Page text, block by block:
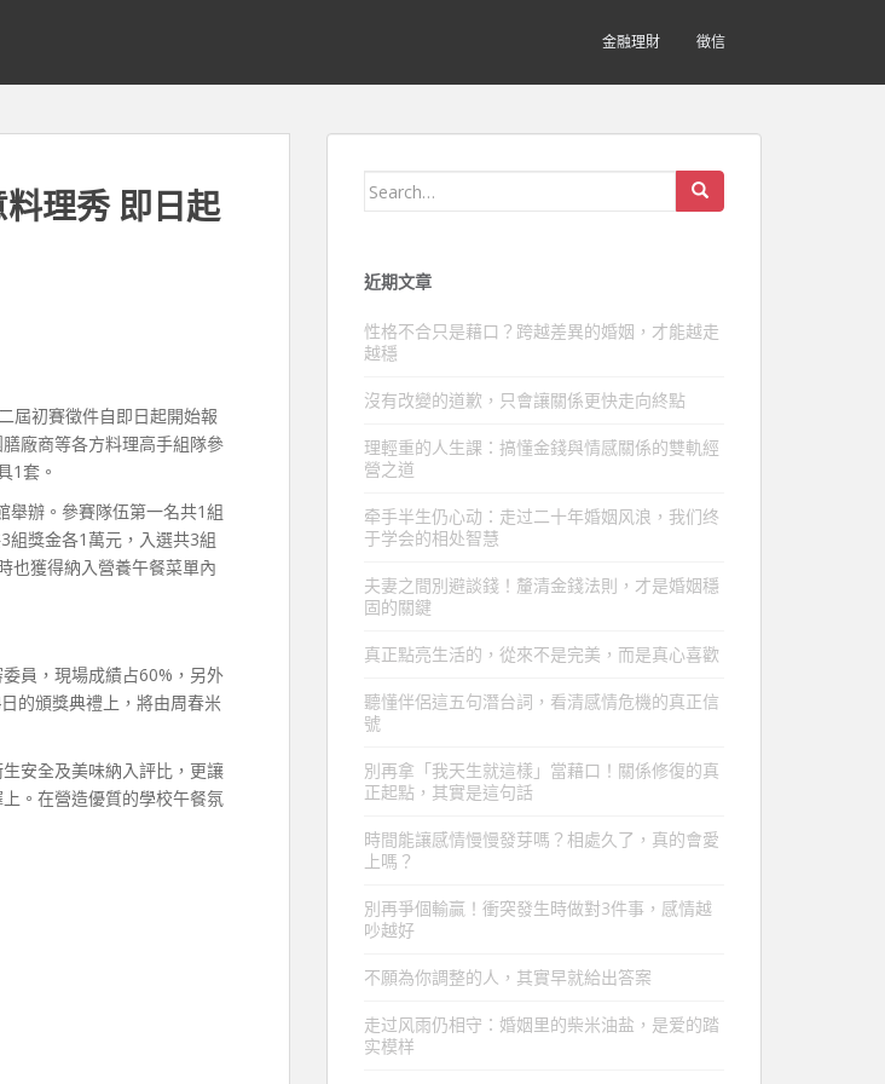
金融理財 徵信
理秀 即日起
屆初賽徵件自即日起開始報
廠商等各方料理高手組隊參
1套。
舉辦。參賽隊伍第一名共1組
組獎金各1萬元，入選共3組
也獲得納入營養午餐菜單內
員，現場成績占60%，另外
的頒獎典禮上，將由周春米
安全及美味納入評比，更讓
。在營造優質的學校午餐氛
Search
近期文章
性格不合只是藉口？跨越差異的婚姻，才能越走
越穩
沒有改變的道歉，只會讓關係更快走向終點
理輕重的人生課：搞懂金錢與情感關係的雙軌經
營之道
牵手半生仍心动：走过二十年婚姻风浪，我们终
于学会的相处智慧
夫妻之間別避談錢！釐清金錢法則，才是婚姻穩
固的關鍵
真正點亮生活的，從來不是完美，而是真心喜歡
聽懂伴侶這五句潛台詞，看清感情危機的真正信
號
別再拿「我天生就這樣」當藉口！關係修復的真
正起點，其實是這句話
時間能讓感情慢慢發芽嗎？相處久了，真的會愛
上嗎？
別再爭個輸贏！衝突發生時做對3件事，感情越
吵越好
不願為你調整的人，其實早就給出答案
走过风雨仍相守：婚姻里的柴米油盐，是爱的踏
实模样